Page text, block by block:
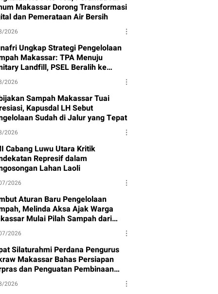
Makassar Dorong Transformasi
dan Pemerataan Air Bersih
2026
Ungkap Strategi Pengelolaan
Makassar: TPA Menuju
Landfill, PSEL Beralih ke
109
2026
Sampah Makassar Tuai
Kapusdal LH Sebut
Sudah di Jalur yang Tepat
2026
Cabang Luwu Utara Kritik
Represif dalam
Lahan Laoli
2026
Aturan Baru Pengelolaan
Melinda Aksa Ajak Warga
Mulai Pilah Sampah dari
2026
Silaturahmi Perdana Pengurus
Makassar Bahas Persiapan
dan Penguatan Pembinaan
2026